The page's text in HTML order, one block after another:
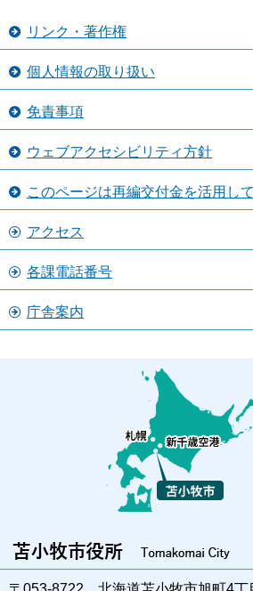
リンク・著作権
個人情報の取り扱い
免責事項
ウェブアクセシビリティ方針
このページは再編交付金を活用し
アクセス
各課電話番号
庁舎案内